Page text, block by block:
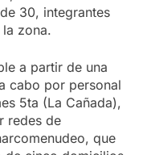
30, integrantes
zona.
a partir de una
cabo por personal
5ta (La Cañada),
redes de
que